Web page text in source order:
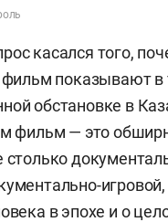
касался того,
фильм показывают в
обстановке в
фильм — это
столько
в эпохе и о